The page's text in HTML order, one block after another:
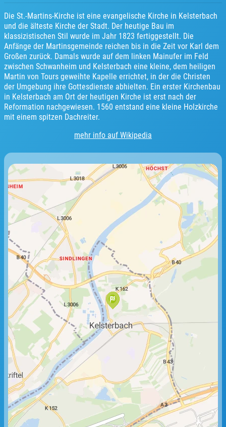
Die St.-Martins-Kirche ist eine evangelische Kirche in Kelsterbach
und die älteste Kirche der Stadt. Der heutige Bau im
klassizistischen Stil wurde im Jahr 1823 fertiggestellt. Die
Anfänge der Martinsgemeinde reichen bis in die Zeit vor Karl dem
Großen zurück. Damals wurde auf dem linken Mainufer im Feld
zwischen Schwanheim und Kelsterbach eine kleine, dem heiligen
Martin von Tours geweihte Kapelle errichtet, in der die Christen
der Umgebung ihre Gottesdienste abhielten. Ein erster Kirchenbau
in Kelsterbach am Ort der heutigen Kirche ist erst nach der
Reformation nachgewiesen. 1560 entstand eine kleine Holzkirche
mit einem spitzen Dachreiter.
mehr info auf Wikipedia